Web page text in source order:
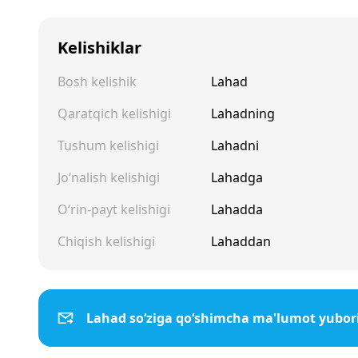
Kelishiklar
Bosh kelishik
Lahad
Qaratqich kelishigi
Lahadning
Tushum kelishigi
Lahadni
Jo‘nalish kelishigi
Lahadga
O‘rin-payt kelishigi
Lahadda
Chiqish kelishigi
Lahaddan
Lahad so‘ziga qo‘shimcha ma'lumot